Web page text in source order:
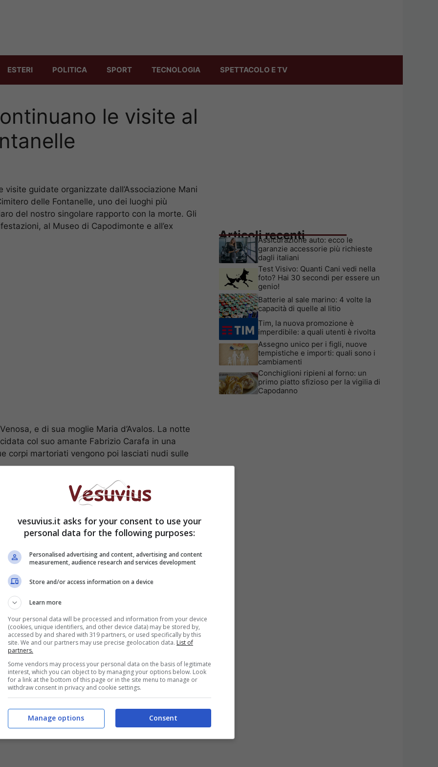
ESTERI POLITICA SPORT TECNOLOGIA SPETTACOLO E TV
le visite al
guidate organizzate dall’Associazione Mani
delle Fontanelle, uno dei luoghi più
del nostro singolare rapporto con la morte. Gli
al Museo di Capodimonte e all’ex
e di sua moglie Maria d’Avalos. La notte
col suo amante Fabrizio Carafa in una
corpi martoriati vengono poi lasciati nudi sulle
Tribunali ore 21,00
guidata al Museo nazionale di Capodimonte
capolavori dell’arte italiana ed è incentrato in
a Napoli dal Quattrocento all’Ottocento. Il
lavori di adeguamento, riproponendo l’originale
reale di Carlo I di Borbone, ed è
d’ingresso
340.4230980
partecipanti
Articoli recenti
Assicurazione auto: ecco le
garanzie accessorie più richieste
dagli italiani
Test Visivo: Quanti Cani vedi nella
foto? Hai 30 secondi per essere un
genio!
Batterie al sale marino: 4 volte la
capacità di quelle al litio
Tim, la nuova promozione è
imperdibile: a quali utenti è rivolta
Assegno unico per i figli, nuove
tempistiche e importi: quali sono i
cambiamenti
Conchiglioni ripieni al forno: un
primo piatto sfizioso per la vigilia di
Capodanno
vesuvius.it asks for your consent to use your
personal data for the following purposes:
Personalised advertising and content, advertising and content
measurement, audience research and services development
Store and/or access information on a device
Learn more
Your personal data will be processed and information from your device
(cookies, unique identifiers, and other device data) may be stored by,
accessed by and shared with 319 partners, or used specifically by this
site. We and our partners may use precise geolocation data. List of
partners.
Some vendors may process your personal data on the basis of legitimate
interest, which you can object to by managing your options below. Look
for a link at the bottom of this page or in the site menu to manage or
withdraw consent in privacy and cookie settings.
Consent
Manage options